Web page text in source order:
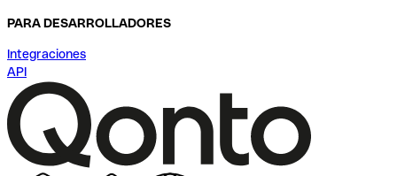
PARA DESARROLLADORES
Integraciones
API